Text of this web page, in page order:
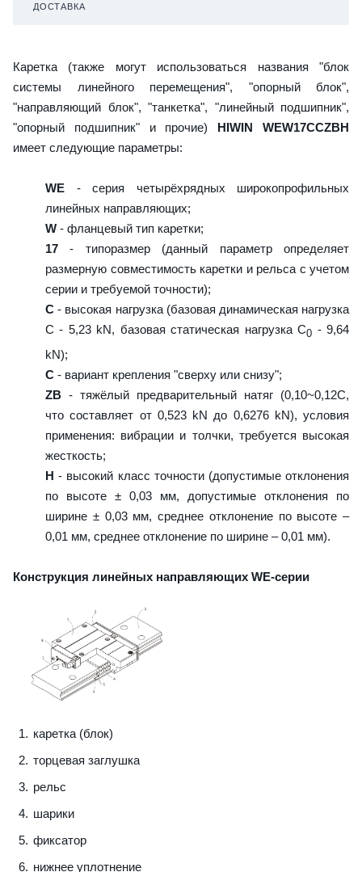
ДОСТАВКА
Каретка (также могут использоваться названия "блок
системы линейного перемещения", "опорный блок",
"направляющий блок", "танкетка", "линейный подшипник",
"опорный подшипник" и прочие) HIWIN WEW17CCZBH
имеет следующие параметры:
WE - серия четырёхрядных широкопрофильных
линейных направляющих;
W - фланцевый тип каретки;
17 - типоразмер (данный параметр определяет
размерную совместимость каретки и рельса с учетом
серии и требуемой точности);
C - высокая нагрузка (базовая динамическая нагрузка
C - 5,23 kN, базовая статическая нагрузка С0 - 9,64
kN);
C - вариант крепления "сверху или снизу";
ZB - тяжёлый предварительный натяг (0,10~0,12C,
что составляет от 0,523 kN до 0,6276 kN), условия
применения: вибрации и толчки, требуется высокая
жесткость;
H - высокий класс точности (допустимые отклонения
по высоте ± 0,03 мм, допустимые отклонения по
ширине ± 0,03 мм, среднее отклонение по высоте –
0,01 мм, среднее отклонение по ширине – 0,01 мм).
Конструкция линейных направляющих WE-серии
каретка (блок)
торцевая заглушка
рельс
шарики
фиксатор
нижнее уплотнение